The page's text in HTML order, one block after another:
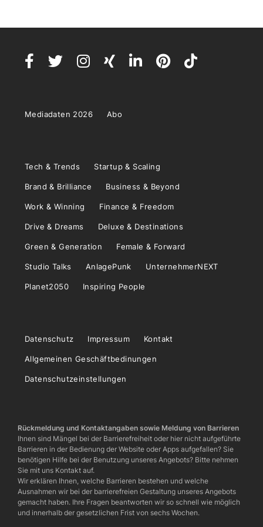
Mediadaten 2026 Abo
Tech & Trends Startup & Scaling
Brand & Brilliance Business & Beyond
Work & Winning Finance & Freedom
Drive & Dreams Deluxe & Destinations
Green & Generation Female & Forward
Studio Talks AnlagePunk UnternehmerNEXT
Planet2050 Inspiring People
Datenschutz Impressum Kontakt
Allgemeinen Geschäftbedinungen
Datenschutzeinstellungen
Rückmeldung und Kontaktangaben sowie Meldung von Barrieren
Ihnen sind Mängel bei der Barrierefreiheit oder hier nicht aufgeführte
Barrieren in der Bedienung der Website oder Apps aufgefallen? Sie
benötigen Hilfe bei der Benutzung unseres Angebots? Bitte nehmen
Sie mit uns Kontakt auf.
Wir erklären Ihnen, welche Barrieren bestehen und welche
Ausnahmen wir bei der barrierefreien Gestaltung unseres Angebots
gemacht haben. Ihre Fragen beantworten wir so schnell wie möglich
und innerhalb der gesetzlichen Frist von sechs Wochen.